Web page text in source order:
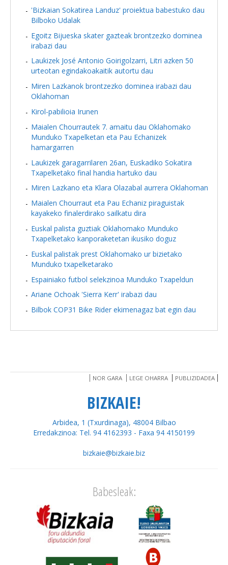
'Bizkaian Sokatirea Landuz' proiektua babestuko dau
Bilboko Udalak
Egoitz Bijueska skater gazteak brontzezko dominea
irabazi dau
Laukizek José Antonio Goirigolzarri, Litri azken 50
urteotan egindakoakaitik autortu dau
Miren Lazkanok brontzezko dominea irabazi dau
Oklahoman
Kirol-pabilioia Irunen
Maialen Chourrautek 7. amaitu dau Oklahomako
Munduko Txapelketan eta Pau Echanizek
hamargarren
Laukizek garagarrilaren 26an, Euskadiko Sokatira
Txapelketako final handia hartuko dau
Miren Lazkano eta Klara Olazabal aurrera Oklahoman
Maialen Chourraut eta Pau Echaniz piraguistak
kayakeko finalerdirako sailkatu dira
Euskal palista guztiak Oklahomako Munduko
Txapelketako kanporaketetan ikusiko doguz
Euskal palistak prest Oklahomako ur bizietako
Munduko txapelketarako
Espainiako futbol selekzinoa Munduko Txapeldun
Ariane Ochoak 'Sierra Kerr' irabazi dau
Bilbok COP31 Bike Rider ekimenagaz bat egin dau
NOR GARA LEGE OHARRA PUBLIZIDADEA
BIZKAIE!
Arbidea, 1 (Txurdinaga), 48004 Bilbao
Erredakzinoa: Tel. 94 4162393 - Faxa 94 4150199
bizkaie@bizkaie.biz
Babesleak: